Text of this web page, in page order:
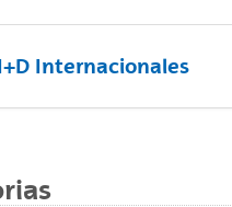
Internacionales